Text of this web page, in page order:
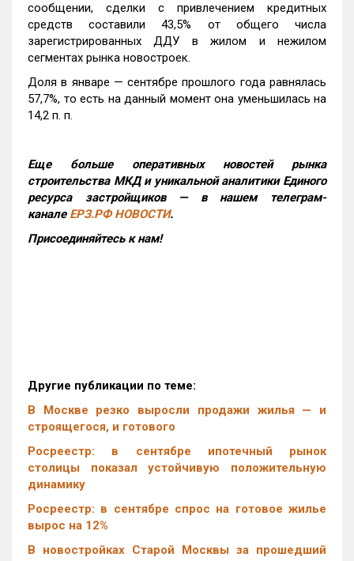
сообщении, сделки с привлечением кредитных
средств составили 43,5% от общего числа
зарегистрированных ДДУ в жилом и нежилом
сегментах рынка новостроек.
Доля в январе — сентябре прошлого года равнялась
57,7%, то есть на данный момент она уменьшилась на
14,2 п. п.
Еще больше оперативных новостей рынка
строительства МКД и уникальной аналитики Единого
ресурса застройщиков — в нашем телеграм-
канале ЕРЗ.РФ НОВОСТИ.
Присоединяйтесь к нам!
Другие публикации по теме:
В Москве резко выросли продажи жилья — и
строящегося, и готового
Росреестр: в сентябре ипотечный рынок
столицы показал устойчивую положительную
динамику
Росреестр: в сентябре спрос на готовое жилье
вырос на 12%
В новостройках Старой Москвы за прошедший